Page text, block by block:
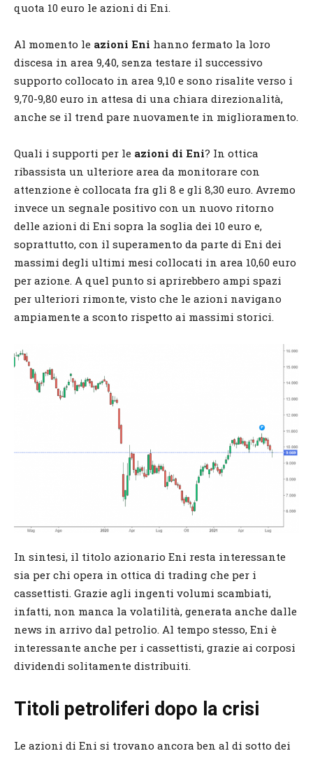
quota 10 euro le azioni di Eni.
Al momento le azioni Eni hanno fermato la loro
discesa in area 9,40, senza testare il successivo
supporto collocato in area 9,10 e sono risalite verso i
9,70-9,80 euro in attesa di una chiara direzionalità,
anche se il trend pare nuovamente in miglioramento.
Quali i supporti per le azioni di Eni? In ottica
ribassista un ulteriore area da monitorare con
attenzione è collocata fra gli 8 e gli 8,30 euro. Avremo
invece un segnale positivo con un nuovo ritorno
delle azioni di Eni sopra la soglia dei 10 euro e,
soprattutto, con il superamento da parte di Eni dei
massimi degli ultimi mesi collocati in area 10,60 euro
per azione. A quel punto si aprirebbero ampi spazi
per ulteriori rimonte, visto che le azioni navigano
ampiamente a sconto rispetto ai massimi storici.
In sintesi, il titolo azionario Eni resta interessante
sia per chi opera in ottica di trading che per i
cassettisti. Grazie agli ingenti volumi scambiati,
infatti, non manca la volatilità, generata anche dalle
news in arrivo dal petrolio. Al tempo stesso, Eni è
interessante anche per i cassettisti, grazie ai corposi
dividendi solitamente distribuiti.
Titoli petroliferi dopo la crisi
Le azioni di Eni si trovano ancora ben al di sotto dei